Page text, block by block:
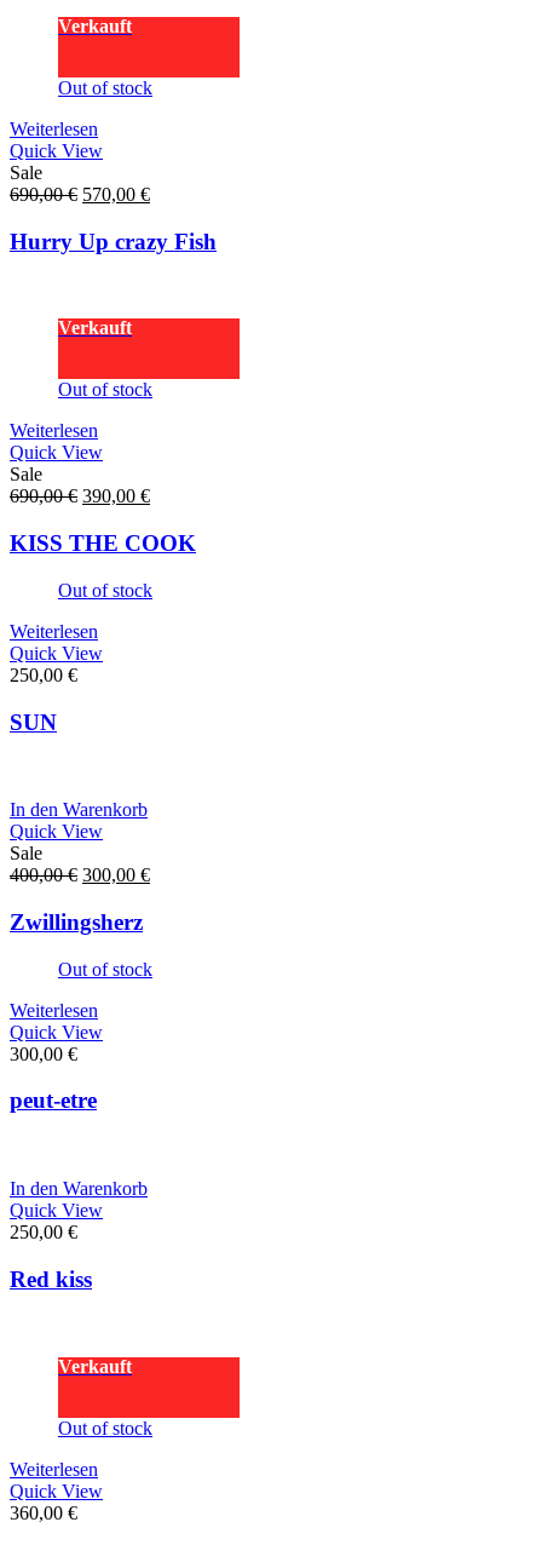
Verkauft
Out of stock
Weiterlesen
Quick View
Sale
690,00€ Ursprünglicher
war:
690,00 €
570,00 €Aktueller
ist:
570,00 €.
Hurry Up crazy Fish
Verkauft
Out of stock
Weiterlesen
Quick View
Sale
690,00€ Ursprünglicher
war:
690,00 €
390,00 €Aktueller
ist:
390,00 €.
KISS THE COOK
Out of stock
Weiterlesen
Quick View
250,00 €
SUN
In den Warenkorb
Quick View
Sale
400,00€ Ursprünglicher
war:
400,00 €
300,00 €Aktueller
Zwillingsherz
Out of stock
Weiterlesen
Quick View
300,00 €
peut-etre
In den Warenkorb
Quick View
250,00 €
Red kiss
Verkauft
Out of stock
Weiterlesen
Quick View
360,00 €